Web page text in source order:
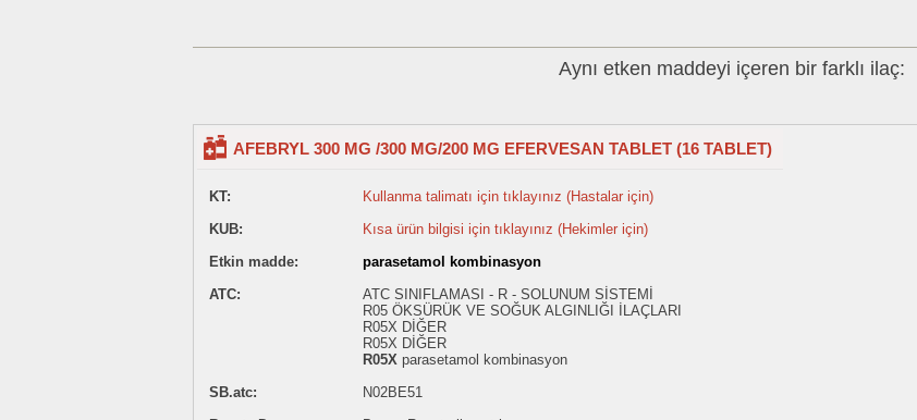
Aynı etken maddeyi içeren bir farklı ilaç:
AFEBRYL 300 MG /300 MG/200 MG EFERVESAN TABLET (16 TABLET)
KT:
Kullanma talimatı için tıklayınız (Hastalar için)
KUB:
Kısa ürün bilgisi için tıklayınız (Hekimler için)
Etkin madde:
parasetamol kombinasyon
ATC:
ATC SINIFLAMASI - R - SOLUNUM SİSTEMİ
R05 ÖKSÜRÜK VE SOĞUK ALGINLIĞI İLAÇLARI
R05X DİĞER
R05X DİĞER
R05X parasetamol kombinasyon
SB.atc:
N02BE51